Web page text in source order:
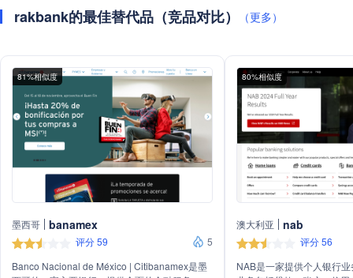
rakbank的最佳替代品（竞品对比） （更多）
81%相似度
墨西哥 banamex
评分 59
5
Banco Nacional de México | Citibanamex是墨
80%相似度
澳大利亚 nab
评分 56
NAB是一家提供个人银行